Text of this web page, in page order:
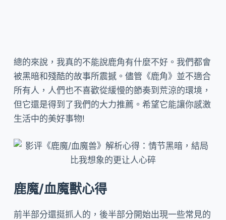
總的來說，我真的不能說鹿角有什麼不好。我們都會
被黑暗和殘酷的故事所震撼。儘管《鹿角》並不適合
所有人，人們也不喜歡從緩慢的節奏到荒涼的環境，
但它還是得到了我們的大力推薦。希望它能讓你感激
生活中的美好事物!
鹿魔/血魔獸心得
前半部分還挺抓人的，後半部分開始出現一些常見的